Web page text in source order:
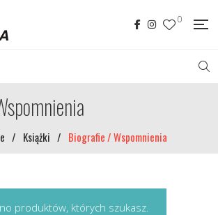
0
/ Książki / Biografie / Wspomnienia
produktów, których szukasz.